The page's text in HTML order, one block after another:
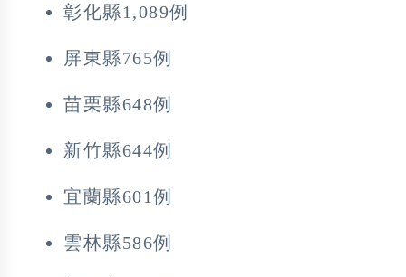
彰化縣1,089例
屏東縣765例
苗栗縣648例
新竹縣644例
宜蘭縣601例
雲林縣586例